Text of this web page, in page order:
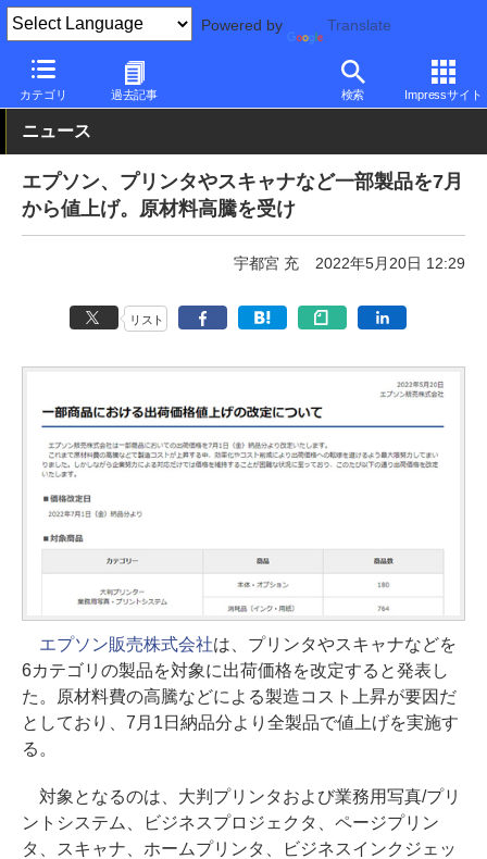
Powered by Translate
カテゴリ 過去記事 検索 Impressサイト
PC Watch 半導体/周辺機器 インクジェットプリンタ/複合機 エ
ニュース
エプソン、プリンタやスキャナなど一部製品を7月
から値上げ。原材料高騰を受け
宇都宮 充 2022年5月20日 12:29
リスト
エプソン販売株式会社は、プリンタやスキャナなどを
6カテゴリの製品を対象に出荷価格を改定すると発表し
た。原材料費の高騰などによる製造コスト上昇が要因だ
としており、7月1日納品分より全製品で値上げを実施す
る。
対象となるのは、大判プリンタおよび業務用写真/プリ
ントシステム、ビジネスプロジェクタ、ページプリン
タ、スキャナ、ホームプリンタ、ビジネスインクジェッ